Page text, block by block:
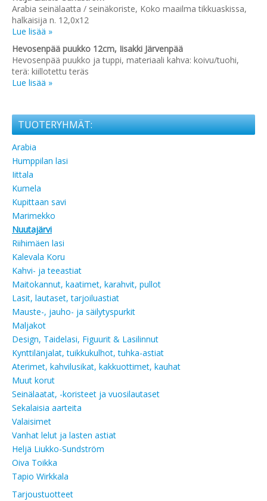
Arabia seinälaatta / seinäkoriste, Koko maailma tikkuaskissa,
halkaisija n. 12,0x12
Lue lisää »
Hevosenpää puukko 12cm, Iisakki Järvenpää
Hevosenpää puukko ja tuppi, materiaali kahva: koivu/tuohi,
terä: kiillotettu teräs
Lue lisää »
TUOTERYHMÄT:
Arabia
Humppilan lasi
Iittala
Kumela
Kupittaan savi
Marimekko
Nuutajärvi
Riihimäen lasi
Kalevala Koru
Kahvi- ja teeastiat
Maitokannut, kaatimet, karahvit, pullot
Lasit, lautaset, tarjoiluastiat
Mauste-, jauho- ja säilytyspurkit
Maljakot
Design, Taidelasi, Figuurit & Lasilinnut
Kynttilänjalat, tuikkukulhot, tuhka-astiat
Aterimet, kahvilusikat, kakkuottimet, kauhat
Muut korut
Seinälaatat, -koristeet ja vuosilautaset
Sekalaisia aarteita
Valaisimet
Vanhat lelut ja lasten astiat
Heljä Liukko-Sundström
Oiva Toikka
Tapio Wirkkala
Tarjoustuotteet